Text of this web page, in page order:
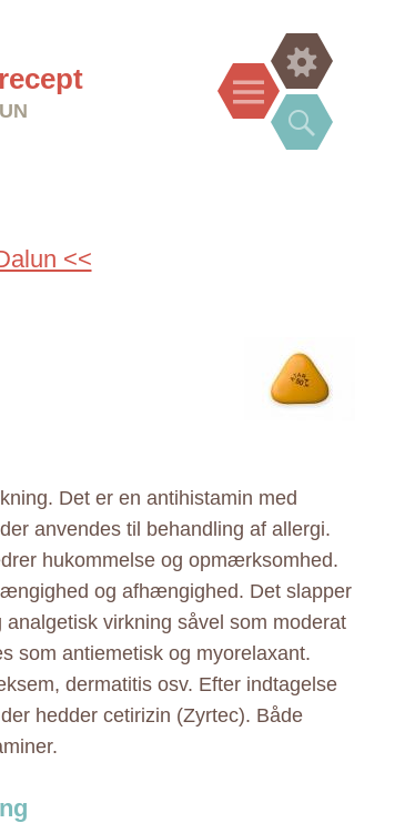
Menu
Widgets
Search
<<
Det er en antihistamin med
anvendes til behandling af allergi.
hukommelse og opmærksomhed.
og afhængighed. Det slapper
virkning såvel som moderat
som antiemetisk og myorelaxant.
dermatitis osv. Efter indtagelse
hedder cetirizin (Zyrtec). Både